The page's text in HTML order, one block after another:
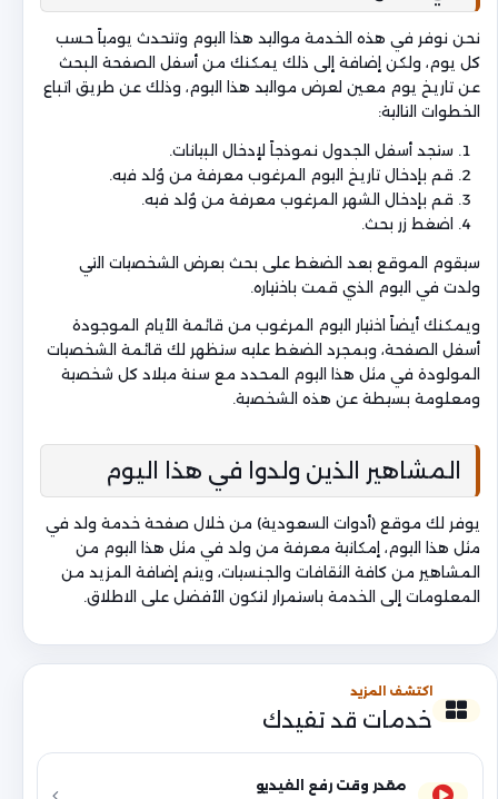
نحن نوفر في هذه الخدمة مواليد هذا اليوم وتتحدث يومياً حسب
كل يوم، ولكن إضافة إلى ذلك يمكنك من أسفل الصفحة البحث
عن تاريخ يوم معين لعرض مواليد هذا اليوم، وذلك عن طريق اتباع
الخطوات التالية:
ستجد أسفل الجدول نموذجاً لإدخال البيانات.
قم بإدخال تاريخ اليوم المرغوب معرفة من وُلد فيه.
قم بإدخال الشهر المرغوب معرفة من وُلد فيه.
اضغط زر بحث.
سيقوم الموقع بعد الضغط على بحث بعرض الشخصيات التي
ولدت في اليوم الذي قمت باختياره.
ويمكنك أيضاً اختيار اليوم المرغوب من قائمة الأيام الموجودة
أسفل الصفحة، وبمجرد الضغط عليه ستظهر لك قائمة الشخصيات
المولودة في مثل هذا اليوم المحدد مع سنة ميلاد كل شخصية
ومعلومة بسيطة عن هذه الشخصية.
المشاهير الذين ولدوا في هذا اليوم
يوفر لك موقع (أدوات السعودية) من خلال صفحة خدمة ولد في
مثل هذا اليوم، إمكانية معرفة من ولد في مثل هذا اليوم من
المشاهير من كافة الثقافات والجنسيات، ويتم إضافة المزيد من
المعلومات إلى الخدمة باستمرار لتكون الأفضل على الاطلاق.
اكتشف المزيد
خدمات قد تفيدك
مقدر وقت رفع الفيديو